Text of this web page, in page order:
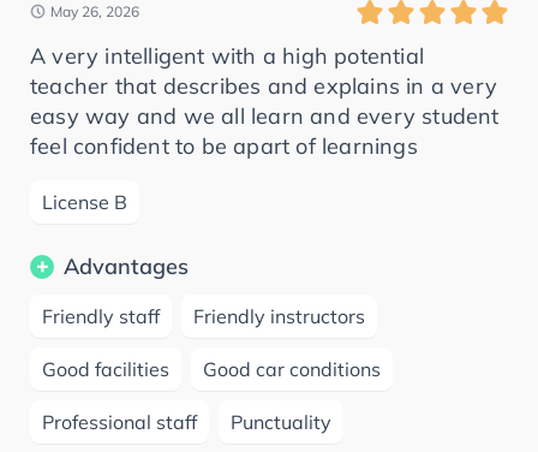
May 26, 2026
A very intelligent with a high potential
teacher that describes and explains in a very
easy way and we all learn and every student
feel confident to be apart of learnings
License B
Advantages
Friendly staff Friendly instructors
Good facilities Good car conditions
Professional staff Punctuality